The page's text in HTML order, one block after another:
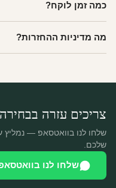
הצבעים זמינים ללא תוספת
כמה זמן לוקח?
14:00 — יצאו באותו יום.
מה מדיניות ההחזרות?
צריכים עזרה
שלחו לנו בוואטסאפ — נמליץ
שלכם.
שלחו לנו